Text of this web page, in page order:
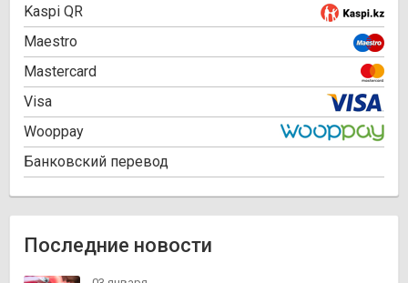
Kaspi QR
Maestro
Mastercard
Visa
Wooppay
Банковский перевод
Последние новости